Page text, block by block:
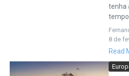
tenha
8 de
Read